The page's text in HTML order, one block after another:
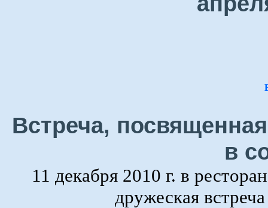
Встреча,
в
11 декабря 2010 г. в
дружеская